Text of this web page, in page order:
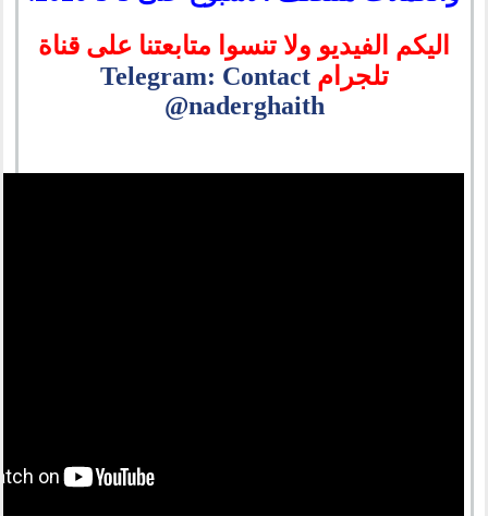
اليكم الفيديو ولا تنسوا متابعتنا على قناة
تلجرامTelegram: Contact
@naderghaith